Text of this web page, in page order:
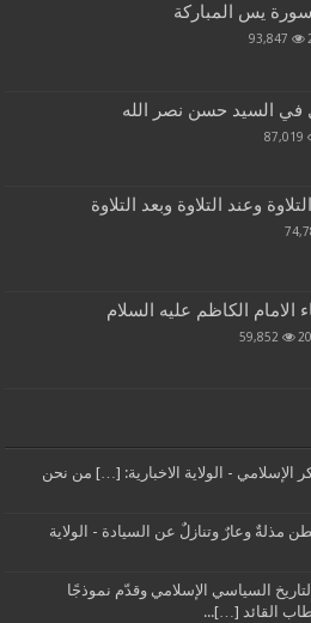
يس المباركة
93,847
في السيد حسن نصر الله
87,019
وعند التلاوة وبعد التلاوة
الامام الكاظم عليه السلام
59,852
الإسلامي - الولاية الاخبارية: […] من نحن
مذلةٌ وعارٌ وتنازلٌ عن السيادة - الولاية
السياسي الإسلامي وقدّم نموذجًا
القائد […]...